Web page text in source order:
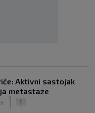
Aktivni sastojak
metastaze
1